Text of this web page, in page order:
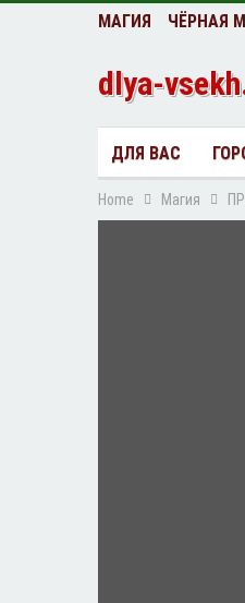
МАГИЯ ЧЁРНАЯ
dlya-
ДЛЯ ВАС
Home Магия